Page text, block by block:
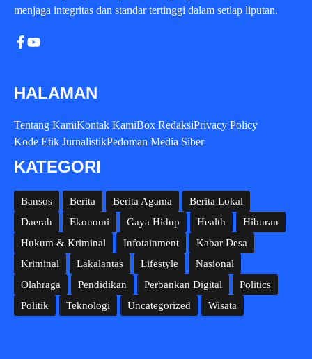
menjaga integritas dan standar tertinggi dalam setiap liputan.
HALAMAN
Tentang KamiKontak KamiBox RedaksiPrivacy Policy
Kode Etik JurnalistikPedoman Media Siber
KATEGORI
Bansos Berita Berita Agama
Berita Lokal
Daerah
Ekonomi Gaya Hidup Health
Hiburan
Hukum & Kriminal
Infotainment
Kabar Desa
Kriminal
Lakalantas Lifestyle
Nasional
Olahraga
Pendidikan Perbankan Digital
Politics
Politik
Teknologi Uncategorized Wisata